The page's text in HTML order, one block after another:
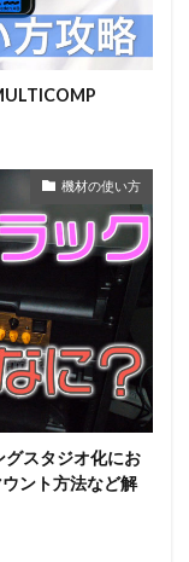
機材の使い方
グスタジオ化にお
ント方法など解